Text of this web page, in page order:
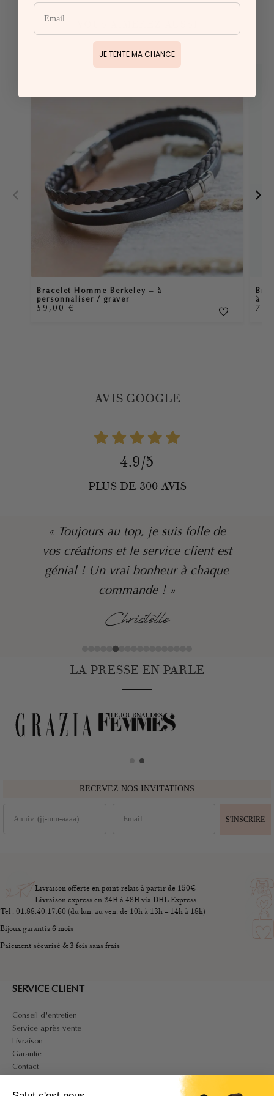
Bracelet Homme Berkeley – à
personnaliser / graver
59,00 €
à
AVIS GOOGLE
4.9/5
PLUS DE 300 AVIS
« Toujours au top, je suis folle de
vos créations et le service client est
génial ! Un vrai bonheur à chaque
commande ! »
Christelle
LA PRESSE EN PARLE
RECEVEZ NOS INVITATIONS
S'INSCRIRE
Livraison offerte en point relais à partir de 150€
Livraison express en 24H à 48H via DHL Express
Tél : 01.88.40.17.60 (du lun. au ven. de 10h à 13h – 14h à 18h)
Bijoux garantis 6 mois
Paiement sécurisé & 3 fois sans frais
SERVICE CLIENT
Conseil d'entretien
Service après vente
Livraison
Garantie
Contact
JE TENTE MA CHANCE